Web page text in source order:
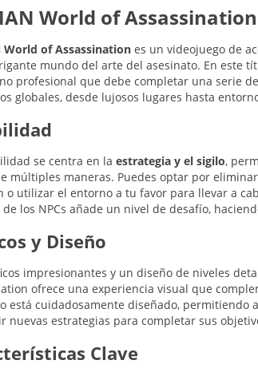
World of
World of Assassination es un videojuego de
mundo del arte del asesinato. En este
profesional que debe completar una serie
globales, desde lujosos lugares hasta
se centra en la estrategia y el sigilo,
múltiples maneras. Puedes optar por
o utilizar el entorno a tu favor para llevar a
de los NPCs añade un nivel de desafío,
y Diseño
impresionantes y un diseño de niveles
ofrece una experiencia visual que
está cuidadosamente diseñado, permitiendo
nuevas estrategias para completar sus
Clave